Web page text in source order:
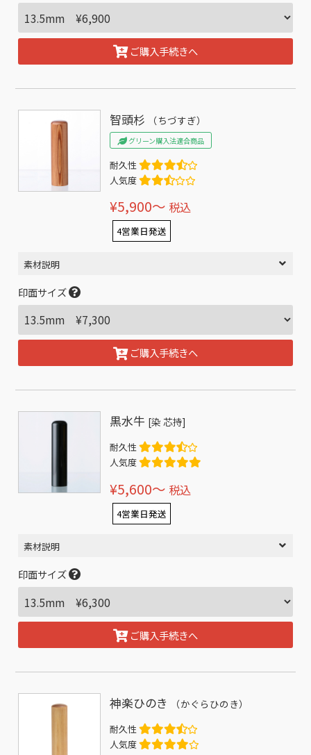
ご購入手続きへ
智頭杉 （ちづすぎ）
グリーン購入法適合商品
耐久性
人気度
¥5,900〜 税込
4営業日発送
素材説明
印面サイズ
ご購入手続きへ
黒水牛 [染 芯持]
耐久性
人気度
¥5,600〜 税込
4営業日発送
素材説明
印面サイズ
ご購入手続きへ
神楽ひのき （かぐらひのき）
耐久性
人気度